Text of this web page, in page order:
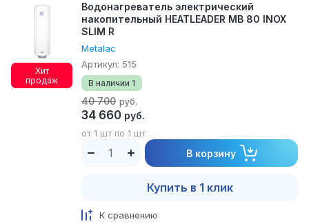
Хит
продаж
Водонагреватель электрический
накопительный HEATLEADER MB 80 INOX
SLIM R
Metalac
Артикул: 515
В наличии 1
40 700 руб.
34 660 руб.
от 1 шт по 1 шт
В корзину
Купить в 1 клик
К сравнению